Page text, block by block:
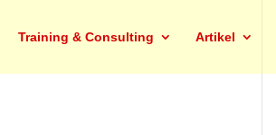
Training & Consulting Artikel